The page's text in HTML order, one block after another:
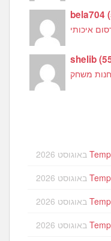
bela704(
איכותי
shelib(
משחק